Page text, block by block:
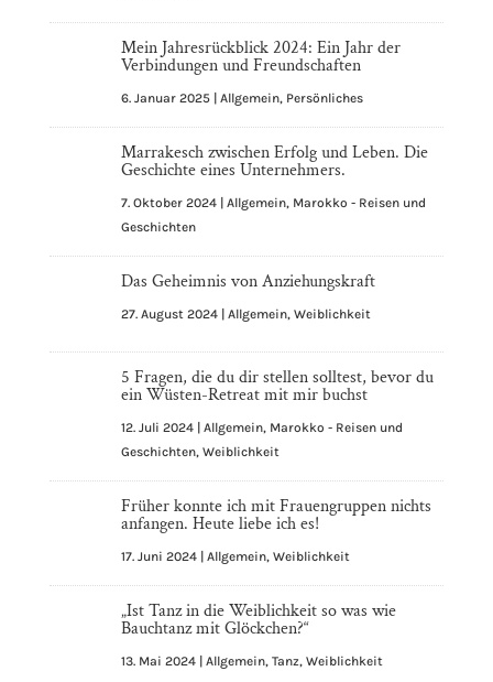
Mein Jahresrückblick 2024: Ein Jahr der
Verbindungen und Freundschaften
6. Januar 2025| Allgemein, Persönliches
Marrakesch zwischen Erfolg und Leben. Die
Geschichte eines Unternehmers.
7. Oktober 2024| Allgemein, Marokko - Reisen und
Geschichten
Das Geheimnis von Anziehungskraft
27. August 2024| Allgemein, Weiblichkeit
5 Fragen, die du dir stellen solltest, bevor du
ein Wüsten-Retreat mit mir buchst
12. Juli 2024| Allgemein, Marokko - Reisen und
Geschichten, Weiblichkeit
Früher konnte ich mit Frauengruppen nichts
anfangen. Heute liebe ich es!
17. Juni 2024| Allgemein, Weiblichkeit
„Ist Tanz in die Weiblichkeit so was wie
Bauchtanz mit Glöckchen?“
13. Mai 2024| Allgemein, Tanz, Weiblichkeit